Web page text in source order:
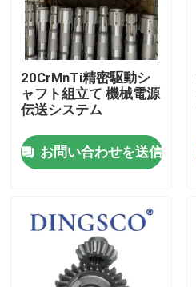
家へ
20CrMnTi精密駆動シ
ャフト組立て 機械電源
伝送システム
お問い合わせを送信